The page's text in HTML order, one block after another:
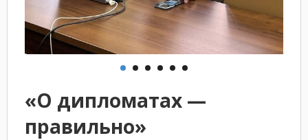
«О дипломатах —
правильно»